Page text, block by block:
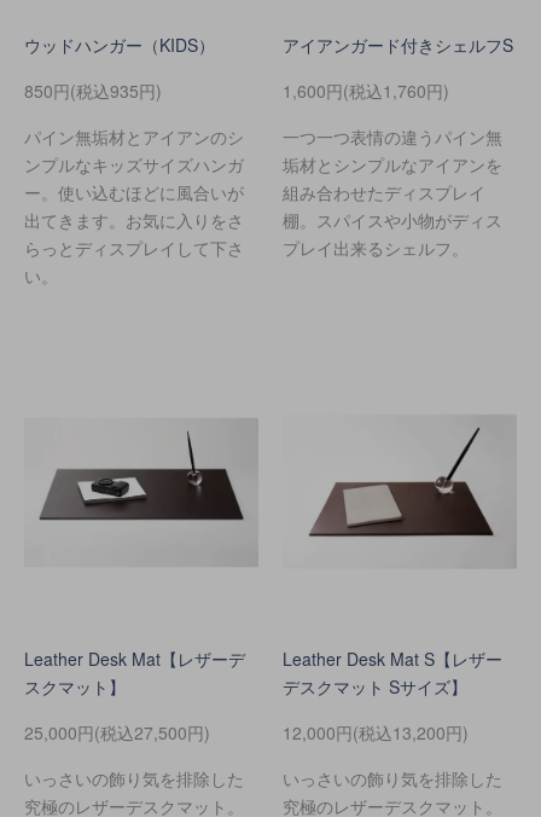
ウッドハンガー（KIDS）
850円(税込935円)
パイン無垢材とアイアンのシ
ンプルなキッズサイズハンガ
ー。使い込むほどに風合いが
出てきます。お気に入りをさ
らっとディスプレイして下さ
い。
アイアンガード付きシェルフS
1,600円(税込1,760円)
一つ一つ表情の違うパイン無
垢材とシンプルなアイアンを
組み合わせたディスプレイ
棚。スパイスや小物がディス
プレイ出来るシェルフ。
Leather Desk Mat【レザーデ
スクマット】
25,000円(税込27,500円)
いっさいの飾り気を排除した
究極のレザーデスクマット。
Leather Desk Mat S【レザー
デスクマット Sサイズ】
12,000円(税込13,200円)
いっさいの飾り気を排除した
究極のレザーデスクマット。